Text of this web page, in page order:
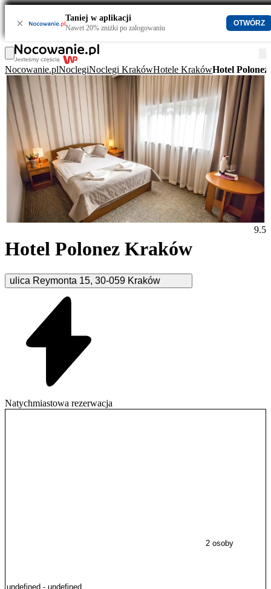
× Taniej w aplikacji
Nawet 20% zniżki po zalogowaniu
OTWÓRZ
Nocowanie.plNoclegiNoclegi KrakówHotele KrakówHotel
Hotel Polonez Kraków
ulica Reymonta 15, 30-059 Kraków
9.5
Natychmiastowa rezerwacja
2 osoby